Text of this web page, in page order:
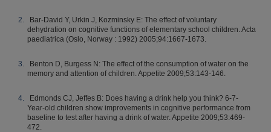
Bar-David Y, Urkin J, Kozminsky E: The effect of voluntary
dehydration on cognitive functions of elementary school children. Acta
paediatrica (Oslo, Norway : 1992) 2005;94:1667-1673.
Benton D, Burgess N: The effect of the consumption of water on the
memory and attention of children. Appetite 2009;53:143-146.
Edmonds CJ, Jeffes B: Does having a drink help you think? 6-7-
Year-old children show improvements in cognitive performance from
baseline to test after having a drink of water. Appetite 2009;53:469-
472.